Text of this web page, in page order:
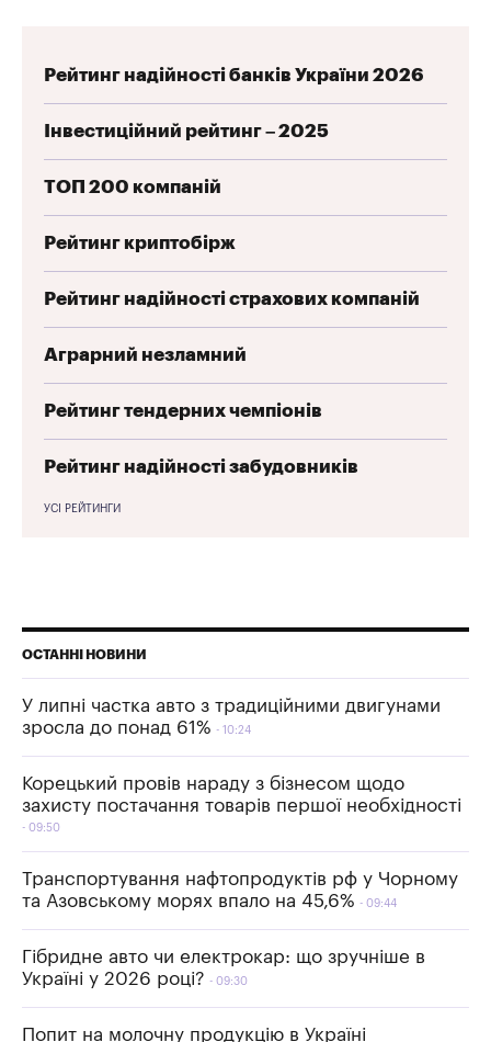
Рейтинг надійності банків України 2026
Інвестиційний рейтинг – 2025
ТОП 200 компаній
Рейтинг криптобірж
Рейтинг надійності страхових компаній
Аграрний незламний
Рейтинг тендерних чемпіонів
Рейтинг надійності забудовників
УСІ РЕЙТИНГИ
ОСТАННІ НОВИНИ
У липні частка авто з традиційними двигунами
зросла до понад 61%
10:24
Корецький провів нараду з бізнесом щодо
захисту постачання товарів першої необхідності
09:50
Транспортування нафтопродуктів рф у Чорному
та Азовському морях впало на 45,6%
09:44
Гібридне авто чи електрокар: що зручніше в
Україні у 2026 році?
09:30
Попит на молочну продукцію в Україні